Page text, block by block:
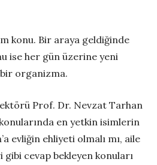
konu. Bir araya geldiğinde
ise her gün üzerine yeni
organizma.
Prof. Dr. Nevzat Tarhan
en yetkin isimlerin
evliğin ehliyeti olmalı mı, aile
cevap bekleyen konuları